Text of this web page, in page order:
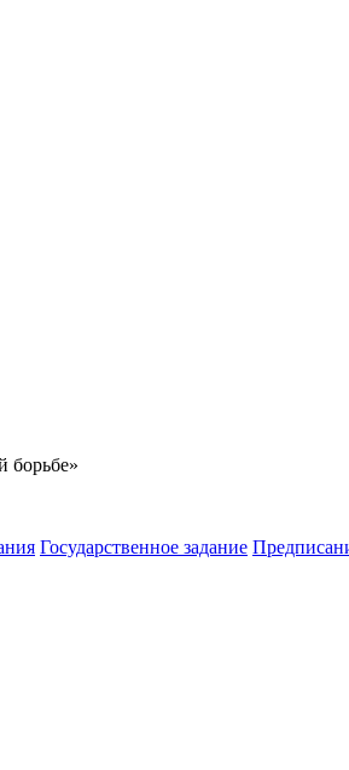
борьбе»
Государственное задание